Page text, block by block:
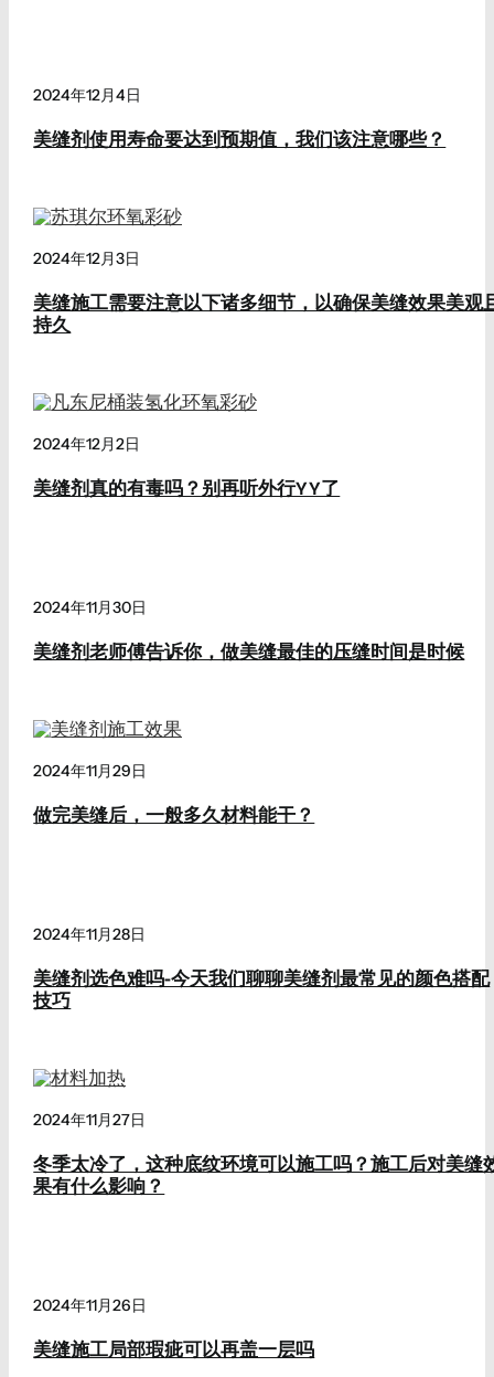
2024年12月4日
美缝剂使用寿命要达到预期值，我们该注意哪些？
2024年12月3日
美缝施工需要注意以下诸多细节，以确保美缝效果美观
持久
2024年12月2日
美缝剂真的有毒吗？别再听外行YY了
2024年11月30日
美缝剂老师傅告诉你，做美缝最佳的压缝时间是时候
2024年11月29日
做完美缝后，一般多久材料能干？
2024年11月28日
美缝剂选色难吗-今天我们聊聊美缝剂最常见的颜色搭配
技巧
2024年11月27日
冬季太冷了，这种底纹环境可以施工吗？施工后对美缝
果有什么影响？
2024年11月26日
美缝施工局部瑕疵可以再盖一层吗